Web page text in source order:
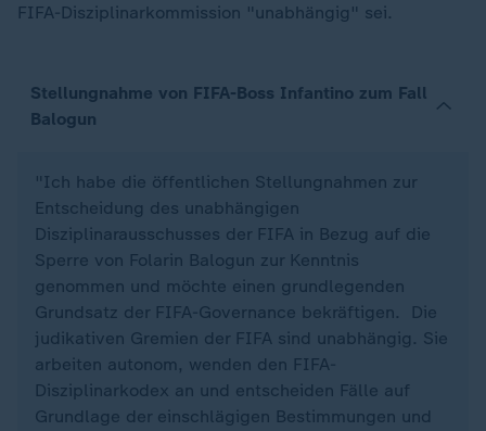
FIFA-Disziplinarkommission "unabhängig" sei.
Stellungnahme von FIFA-Boss Infantino zum Fall
Balogun
"Ich habe die öffentlichen Stellungnahmen zur
Entscheidung des unabhängigen
Disziplinarausschusses der FIFA in Bezug auf die
Sperre von Folarin Balogun zur Kenntnis
genommen und möchte einen grundlegenden
Grundsatz der FIFA-Governance bekräftigen. Die
judikativen Gremien der FIFA sind unabhängig. Sie
arbeiten autonom, wenden den FIFA-
Disziplinarkodex an und entscheiden Fälle auf
Grundlage der einschlägigen Bestimmungen und